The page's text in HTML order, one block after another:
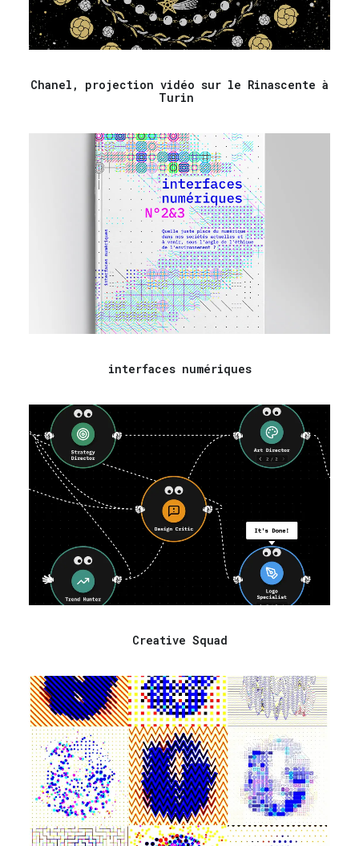
Chanel, projection vidéo sur le Rinascente à
Turin
interfaces numériques
Creative Squad